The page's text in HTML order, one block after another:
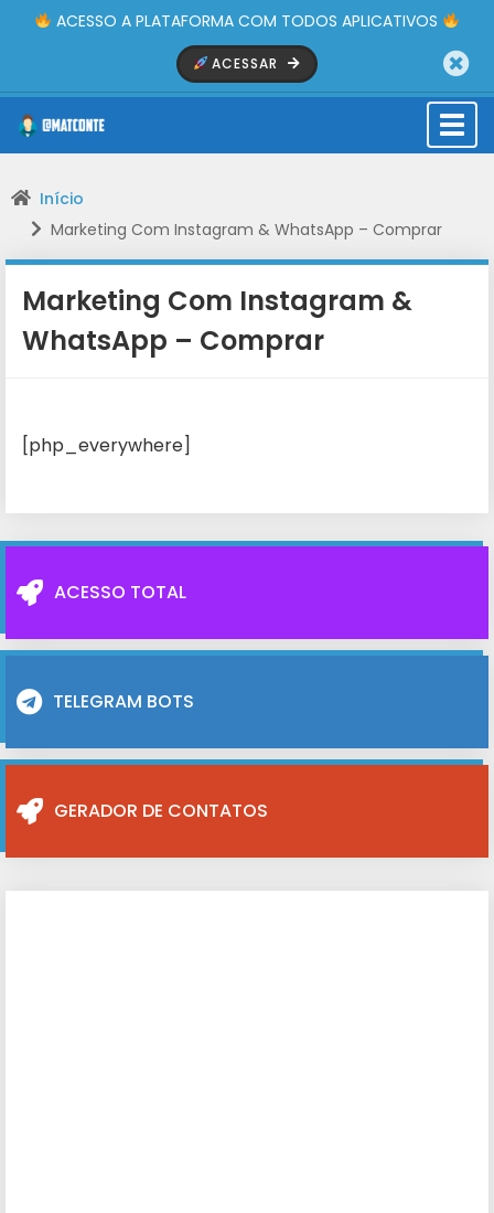
ACESSO A PLATAFORMA COM TODOS APLICATIVOS
ACESSAR
Início
Marketing Com Instagram & WhatsApp – Comprar
Marketing Com Instagram &
WhatsApp – Comprar
[php_everywhere]
ACESSO TOTAL
TELEGRAM BOTS
GERADOR DE CONTATOS